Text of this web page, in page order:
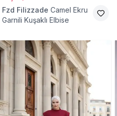
Fzd Filizzade Camel Ekru
Garnili Kuşaklı Elbise